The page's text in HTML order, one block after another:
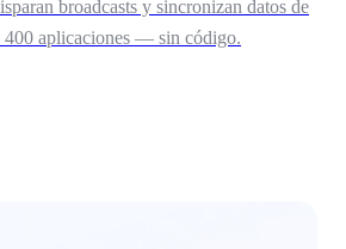
broadcasts y sincronizan datos de
400 aplicaciones — sin código.